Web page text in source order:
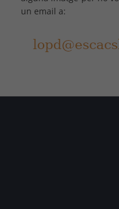
un email a: